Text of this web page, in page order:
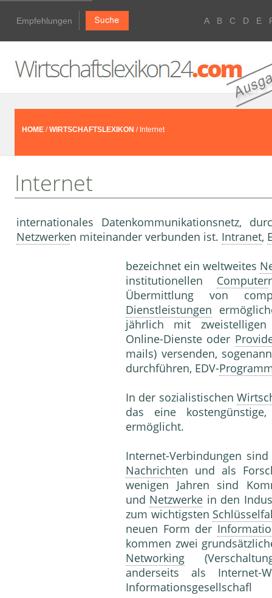
Empfehlungen A B C D E
HOME /WIRTSCHAFTSLEXIKON / Internet
Internet
internationales Datenkommunikationsnetz,
Netzwerken miteinander verbunden ist. Intranet,
bezeichnet ein weltweites
institutionellen Computer
Übermittlung von
Dienstleistungen
jährlich mit
Online-Dienste oder
mails) versenden,
durchführen, EDV-
In der sozialistischen
das eine
ermöglicht.
Internet-Verbindungen
Nachrichten und als
wenigen Jahren sind
und Netzwerke in den
zum wichtigsten
neuen Form der
kommen zwei
Networking
anderseits als Internet-
Informationsgesellschafl